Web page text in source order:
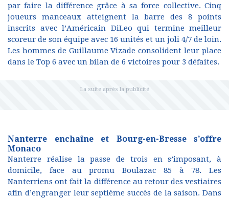
par faire la différence grâce à sa force collective. Cinq
joueurs manceaux atteignent la barre des 8 points
inscrits avec l’Américain DiLeo qui termine meilleur
scoreur de son équipe avec 16 unités et un joli 4/7 de loin.
Les hommes de Guillaume Vizade consolident leur place
dans le Top 6 avec un bilan de 6 victoires pour 3 défaites.
Nanterre enchaîne et Bourg-en-Bresse s’offre
Monaco
Nanterre réalise la passe de trois en s’imposant, à
domicile, face au promu Boulazac 85 à 78. Les
Nanterriens ont fait la différence au retour des vestiaires
afin d’engranger leur septième succès de la saison. Dans